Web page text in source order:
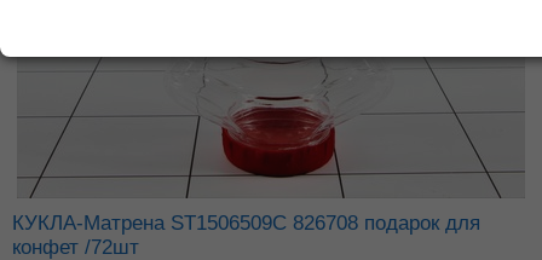
КУКЛА-Матрена ST1506509C 826708 подарок для
конфет /72шт